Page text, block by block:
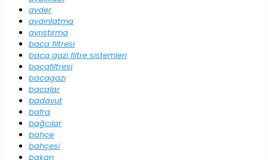
ayder
aydınlatma
ayrıştırma
baca filtresi
baca gazı filtre sistemleri
bacafiltresi
bacagazı
bacalar
badavut
bafra
bağcılar
bahçe
bahçesi
bakan